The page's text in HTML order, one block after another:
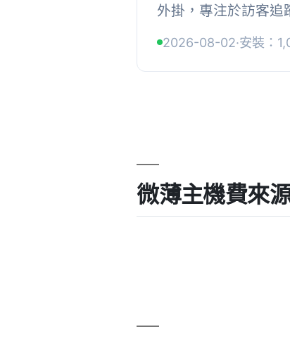
外掛，專注於訪客追
自訂的電子郵件警報
2026-08-02·安裝：
微薄主機費來